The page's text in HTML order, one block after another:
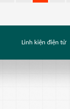
Linh kiện điện tử